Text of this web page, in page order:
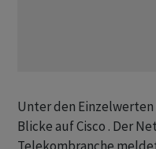
Unter den
Blicke auf Cisco . Der